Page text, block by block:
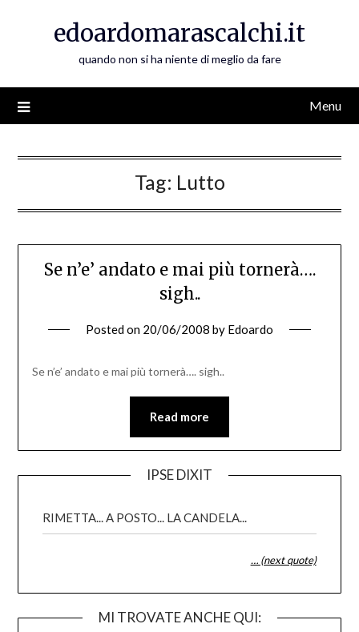
edoardomarascalchi.it
quando non si ha niente di meglio da fare
Menu
Tag: Lutto
Se n’e’ andato e mai più tornerà….
sigh..
Posted on 20/06/2008 by Edoardo
Se n’e’ andato e mai più tornerà…. sigh..
Read more
IPSE DIXIT
RIMETTA... A POSTO... LA CANDELA...
… (next quote)
MI TROVATE ANCHE QUI: